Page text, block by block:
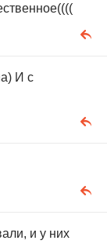
И с
и у них